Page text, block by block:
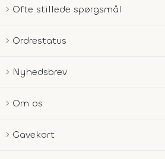
Ofte stillede spørgsmål
Ordrestatus
Nyhedsbrev
Om os
Gavekort